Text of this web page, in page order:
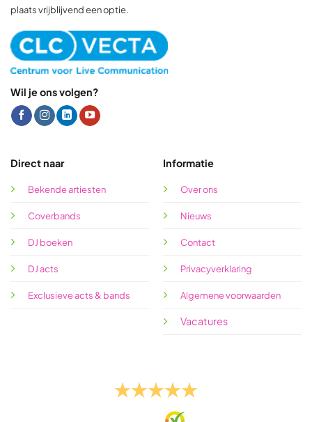
plaats vrijblijvend een optie.
Wil je ons volgen?
Direct naar
Bekende artiesten
Coverbands
DJ boeken
DJ acts
Exclusieve acts & bands
Informatie
Over ons
Nieuws
Contact
Privacyverklaring
Algemene voorwaarden
Vacatures